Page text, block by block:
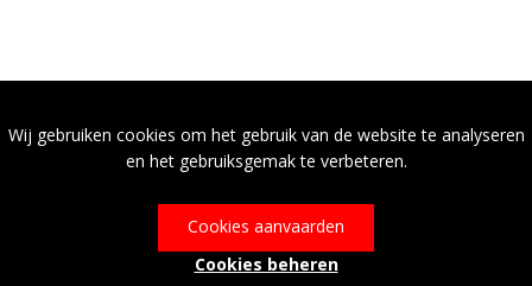
Wij gebruiken cookies om het gebruik van de website te analyseren
en het gebruiksgemak te verbeteren.
Cookies aanvaarden
Cookies beheren